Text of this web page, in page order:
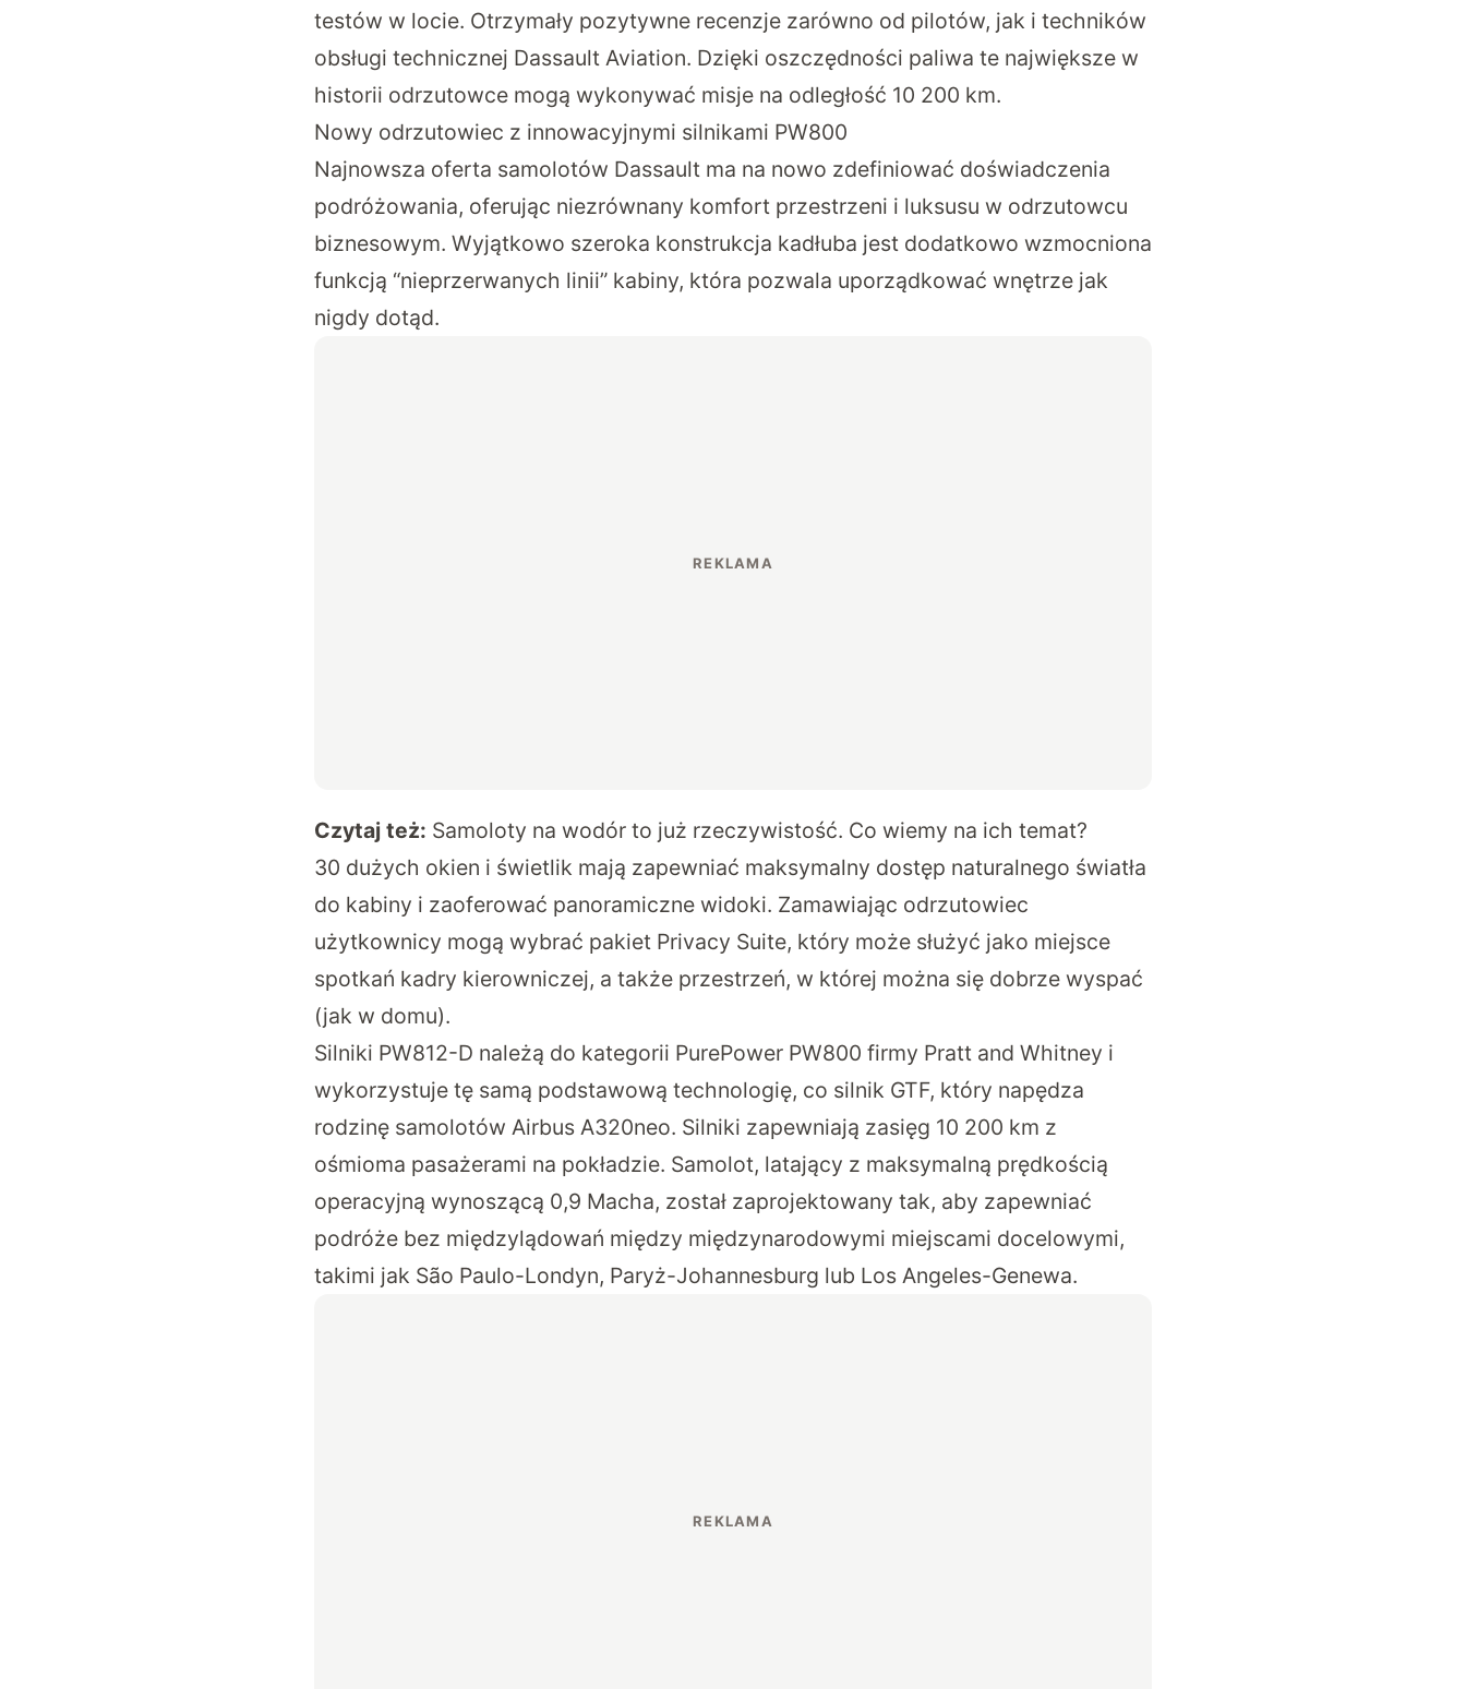
testów w locie. Otrzymały pozytywne recenzje zarówno od pilotów, jak i techników
obsługi technicznej Dassault Aviation. Dzięki oszczędności paliwa te największe w
historii odrzutowce mogą wykonywać misje na odległość 10 200 km.
Nowy odrzutowiec z innowacyjnymi silnikami PW800
Najnowsza oferta samolotów Dassault ma na nowo zdefiniować doświadczenia
podróżowania, oferując niezrównany komfort przestrzeni i luksusu w odrzutowcu
biznesowym. Wyjątkowo szeroka konstrukcja kadłuba jest dodatkowo wzmocniona
funkcją “nieprzerwanych linii” kabiny, która pozwala uporządkować wnętrze jak
nigdy dotąd.
Czytaj też: Samoloty na wodór to już rzeczywistość. Co wiemy na ich temat?
30 dużych okien i świetlik mają zapewniać maksymalny dostęp naturalnego światła
do kabiny i zaoferować panoramiczne widoki. Zamawiając odrzutowiec
użytkownicy mogą wybrać pakiet Privacy Suite, który może służyć jako miejsce
spotkań kadry kierowniczej, a także przestrzeń, w której można się dobrze wyspać
(jak w domu).
Silniki PW812-D należą do kategorii PurePower PW800 firmy Pratt and Whitney i
wykorzystuje tę samą podstawową technologię, co silnik GTF, który napędza
rodzinę samolotów Airbus A320neo. Silniki zapewniają zasięg 10 200 km z
ośmioma pasażerami na pokładzie. Samolot, latający z maksymalną prędkością
operacyjną wynoszącą 0,9 Macha, został zaprojektowany tak, aby zapewniać
podróże bez międzylądowań między międzynarodowymi miejscami docelowymi,
takimi jak São Paulo-Londyn, Paryż-Johannesburg lub Los Angeles-Genewa.